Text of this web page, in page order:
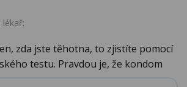
lékař:
zda jste těhotna, to zjistíte pomocí
testu. Pravdou je, že kondom